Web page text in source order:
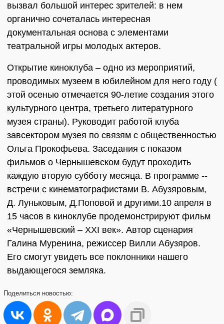
вызвал большой интерес зрителей: в нем
органично сочеталась интересная
документальная основа с элементами
театральной игры молодых актеров.
Открытие киноклуба – одно из мероприятий,
проводимых музеем в юбилейном для него году (
этой осенью отмечается 90-летие создания этого
культурного центра, третьего литературного
музея страны). Руководит работой клуба
завсектором музея по связям с общественностью
Ольга Прокофьева. Заседания с показом
фильмов о Чернышевском будут проходить
каждую вторую субботу месяца. В программе --
встречи с кинематографистами В. Абузяровым,
Д. Луньковым, Д.Поповой и другими.10 апреля в
15 часов в киноклубе продемонстрируют фильм
«Чернышевский – XXI век». Автор сценария
Галина Муренина, режиссер Вилли Абузяров.
Его смогут увидеть все поклонники нашего
выдающегося земляка.
Поделиться новостью: